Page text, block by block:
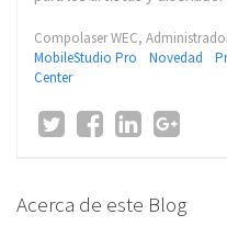
Compolaser WEC,
MobileStudio Pro
Novedad
Center
Acerca de este Blog